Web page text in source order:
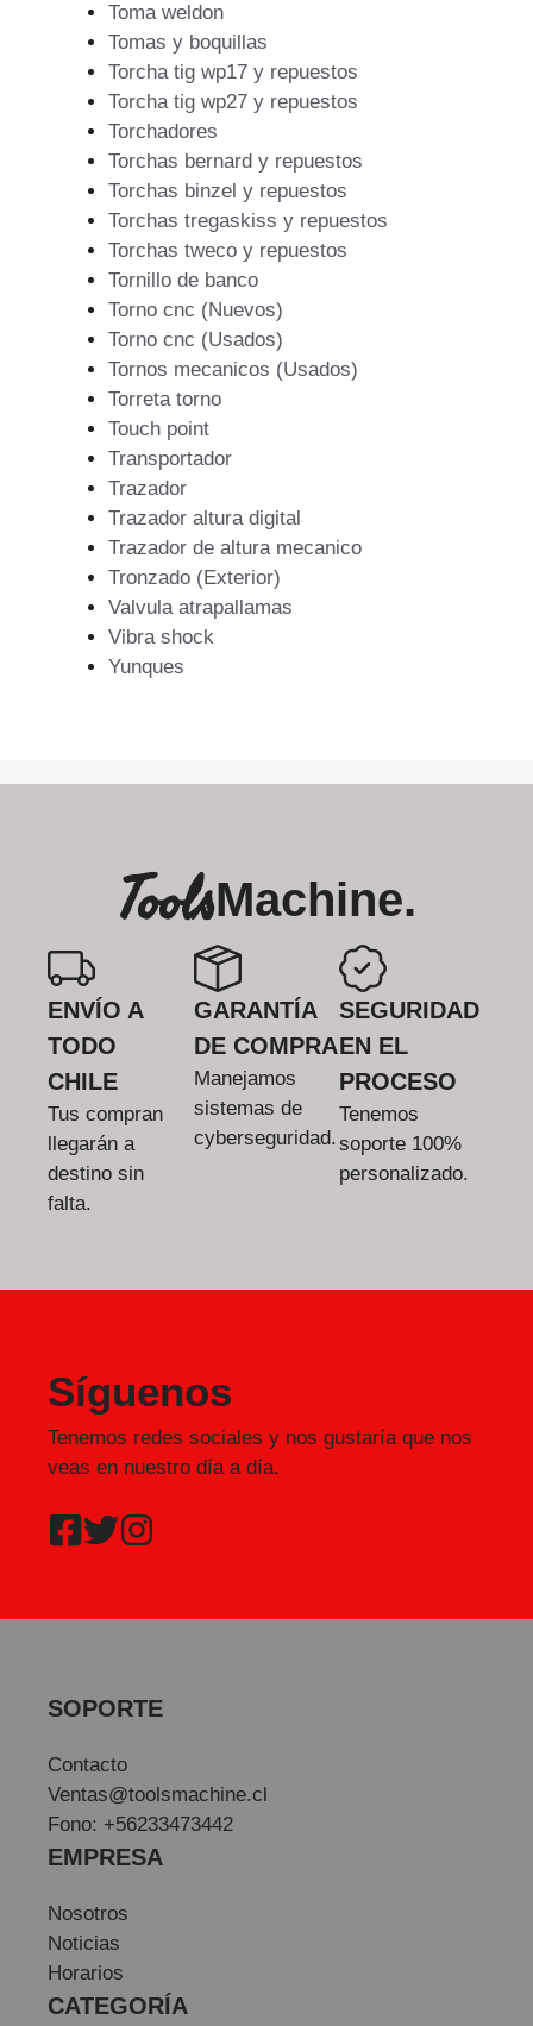
Toma weldon
Tomas y boquillas
Torcha tig wp17 y repuestos
Torcha tig wp27 y repuestos
Torchadores
Torchas bernard y repuestos
Torchas binzel y repuestos
Torchas tregaskiss y repuestos
Torchas tweco y repuestos
Tornillo de banco
Torno cnc (Nuevos)
Torno cnc (Usados)
Tornos mecanicos (Usados)
Torreta torno
Touch point
Transportador
Trazador
Trazador altura digital
Trazador de altura mecanico
Tronzado (Exterior)
Valvula atrapallamas
Vibra shock
Yunques
ToolsMachine.
ENVÍO A
TODO
CHILE
Tus compran
llegarán a
destino sin
falta.
GARANTÍA
DE COMPRA
Manejamos
sistemas de
cyberseguridad.
SEGURIDAD
EN EL
PROCESO
Tenemos
soporte 100%
personalizado.
Síguenos
Tenemos redes sociales y nos gustaría que nos
veas en nuestro día a día.
SOPORTE
Contacto
Ventas@toolsmachine.cl
Fono: +56233473442
EMPRESA
Nosotros
Noticias
Horarios
CATEGORÍA